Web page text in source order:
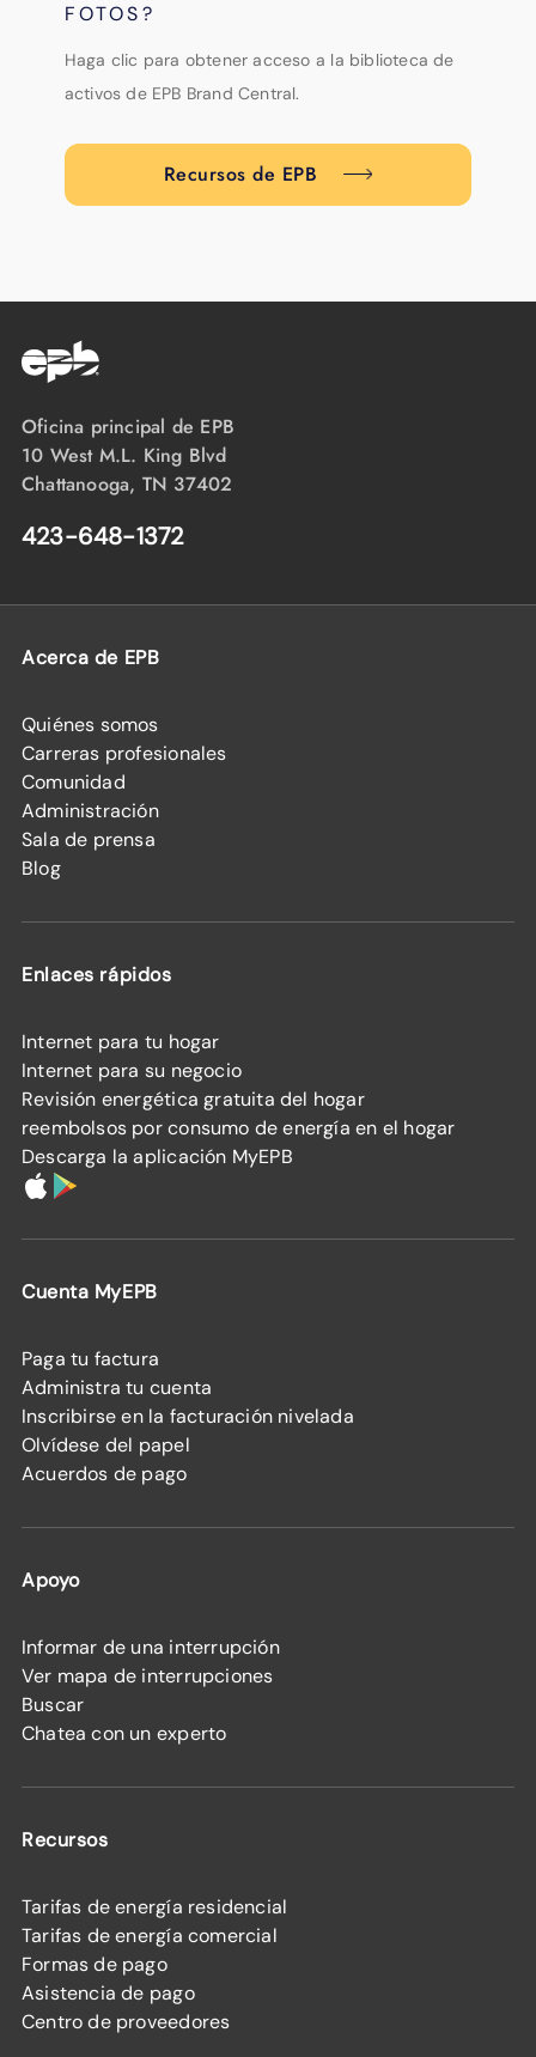
FOTOS?
Haga clic para obtener acceso a la biblioteca de
activos de EPB Brand Central.
Recursos de EPB
Oficina principal de EPB
10 West M.L. King Blvd
Chattanooga, TN 37402
423-648-1372
Acerca de EPB
Quiénes somos
Carreras profesionales
Comunidad
Administración
Sala de prensa
Blog
Enlaces rápidos
Internet para tu hogar
Internet para su negocio
Revisión energética gratuita del hogar
reembolsos por consumo de energía en el hogar
Descarga la aplicación MyEPB
Cuenta MyEPB
Paga tu factura
Administra tu cuenta
Inscribirse en la facturación nivelada
Olvídese del papel
Acuerdos de pago
Apoyo
Informar de una interrupción
Ver mapa de interrupciones
Buscar
Chatea con un experto
Recursos
Tarifas de energía residencial
Tarifas de energía comercial
Formas de pago
Asistencia de pago
Centro de proveedores